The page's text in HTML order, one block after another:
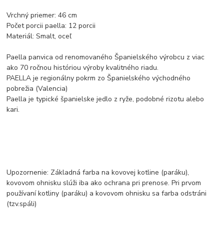
Vrchný priemer: 46 cm
Počet porcii paella: 12 porcii
Materiál: Smalt, oceľ
Paella panvica od renomovaného Španielského výrobcu z viac
ako 70 ročnou históriou výroby kvalitného riadu.
PAELLA je regionálny pokrm zo Španielského východného
pobrežia (Valencia)
Paella je typické španielske jedlo z ryže, podobné rizotu alebo
kari.
Upozornenie: Základná farba na kovovej kotline (paráku),
kovovom ohnisku slúži iba ako ochrana pri prenose. Pri prvom
používaní kotliny (paráku) a kovovom ohnisku sa farba odstráni
(tzv.spáli)